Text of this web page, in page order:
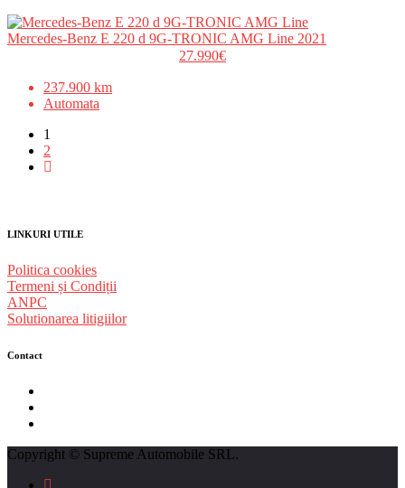
27.990€
Mercedes-Benz E 220 d 9G-TRONIC AMG Line 2021
237.900 km
Automata
1
2
LINKURI UTILE
Politica cookies
Termeni și Condiții
ANPC
Solutionarea litigiilor
Contact
Copyright © Supreme Automobile SRL.